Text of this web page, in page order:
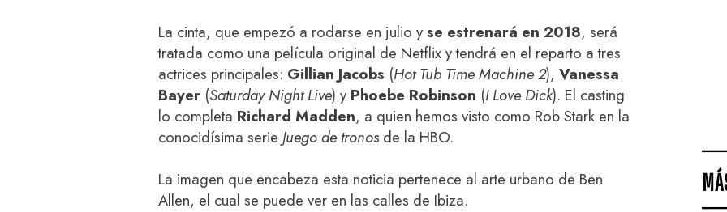
La cinta, que empezó a rodarse en julio yse estrenará en 2018, será
tratada como una película original de Netflix y tendrá en el reparto a tres
actrices principales: Gillian Jacobs (Hot Tub Time Machine 2), Vanessa
Bayer (Saturday Night Live) y Phoebe Robinson (I Love Dick). El casting
lo completa Richard Madden, a quien hemos visto como Rob Stark en la
conocidísima serie Juego de tronosde la HBO.
La imagen que encabeza esta noticia pertenece al arte urbano de Ben
Allen, el cual se puede ver en las calles de Ibiza.